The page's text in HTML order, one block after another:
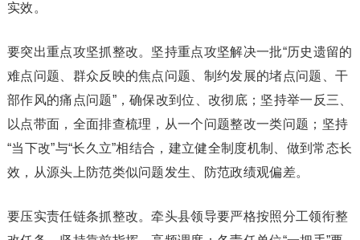
实效。
要突出重点攻坚抓整改。坚持重点攻坚解决一批“历史遗留的
难点问题、群众反映的焦点问题、制约发展的堵点问题、干
部作风的痛点问题”，确保改到位、改彻底；坚持举一反三、
以点带面，全面排查梳理，从一个问题整改一类问题；坚持
“当下改”与“长久立”相结合，建立健全制度机制、做到常态长
效，从源头上防范类似问题发生、防范政绩观偏差。
要压实责任链条抓整改。牵头县领导要严格按照分工领衔整